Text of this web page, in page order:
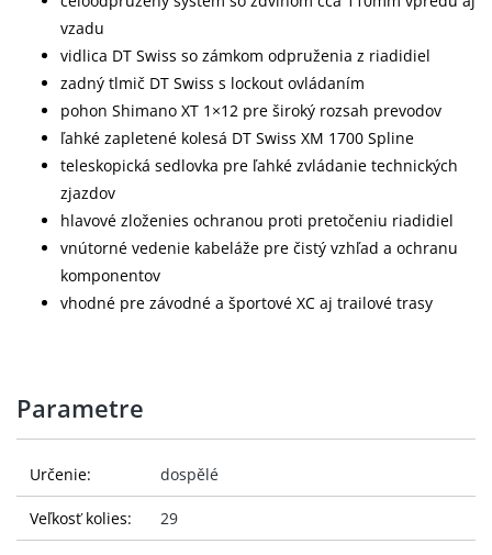
vzadu
vidlica DT Swiss so zámkom odpruženia z riadidiel
zadný tlmič DT Swiss s lockout ovládaním
pohon Shimano XT 1×12 pre široký rozsah prevodov
ľahké zapletené kolesá DT Swiss XM 1700 Spline
teleskopická sedlovka pre ľahké zvládanie technických
zjazdov
hlavové zloženies ochranou proti pretočeniu riadidiel
vnútorné vedenie kabeláže pre čistý vzhľad a ochranu
komponentov
vhodné pre závodné a športové XC aj trailové trasy
Parametre
Určenie: dospělé
Veľkosť kolies: 29